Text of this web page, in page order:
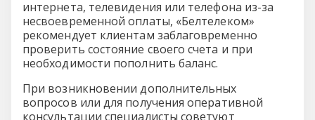
интернета, телевидения или телефона из-за
несвоевременной оплаты, «Белтелеком»
рекомендует клиентам заблаговременно
проверить состояние своего счета и при
необходимости пополнить баланс.
При возникновении дополнительных
вопросов или для получения оперативной
консультации специалисты советуют